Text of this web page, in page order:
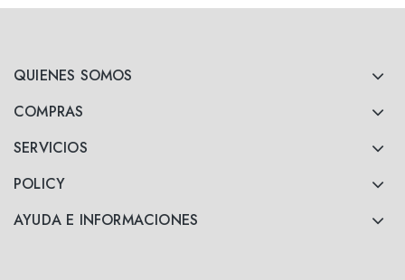
QUIENES SOMOS
COMPRAS
SERVICIOS
POLICY
AYUDA E INFORMACIONES